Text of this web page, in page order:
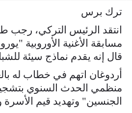
ترك برس
انتقد الرئيس التركي، رجب
مسابقة الأغنية الأوروبية
قال إنه يقدم نماذج سيئة
أردوغان اتهم في خطاب له
منظمي الحدث السنوي
الجنسين" وتهديد قيم الأسرة